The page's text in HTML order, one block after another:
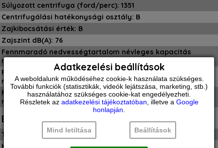
Súlyozott centrifuga (ford/perc): 1351
Centrifugálási hatékonysági osztály: B
Zajkibocsátási érték: B
Zajszint dB(A): 76
Fennmaradó nedvességtartalom névleges kapacitás
mellett (%): 53
Fennmaradó nedvességtartalom névleges kapacitás fele
mellett (%): 53
Fennmaradó nedvességtartalom névleges kapacitás
negyede mellett (%): 54
Egyéb jellemzők
Termékkód (PNC): 914 915 709
Kijelző: közepes LED kijelző
Adatkezelési beállítások
A weboldalunk működéséhez cookie-k használata szükséges.
További funkciók (statisztikák, videók lejátszása, marketing, stb.)
használatához szükséges cookie-kat engedélyezheti.
Részletek az adatkezelési tájékoztatóban, illetve a Google
honlapján.
Mind letiltása Beállítások